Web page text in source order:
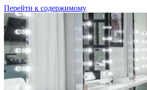
Перейти к содержимому